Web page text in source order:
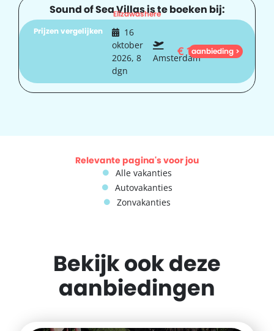
Sound of Sea Villas is te boeken bij:
Elizawashere
Prijzen vergelijken
16
oktober
2026, 8
dgn
Amsterdam
€1.134
aanbieding >
Relevante pagina's voor jou
Alle vakanties
Autovakanties
Zonvakanties
Bekijk ook deze
aanbiedingen